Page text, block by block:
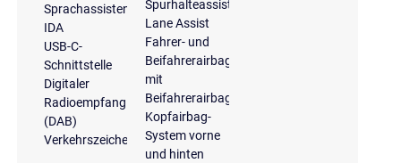
Sprachassistent
IDA
USB-C-
Schnittstelle
Digitaler
Radioempfang
(DAB)
Verkehrszeichenerkennung
Spurhalteassistent
Lane Assist
Fahrer- und
Beifahrerairbag
mit
Beifahrerairbagdeaktivierung
Kopfairbag-
System vorne
und hinten